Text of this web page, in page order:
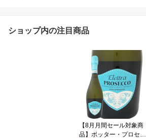
ショップ内の注目商品
【8月月間セール対象商
品】ボッター・プロセッ